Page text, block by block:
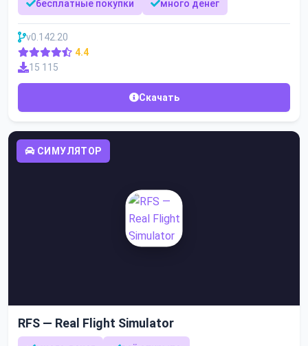
бесплатные покупки много денег
v0.142.20
4.4
15 115
Скачать
СИМУЛЯТОР
RFS — Real Flight Simulator